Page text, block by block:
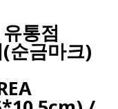
통점
순금마크)